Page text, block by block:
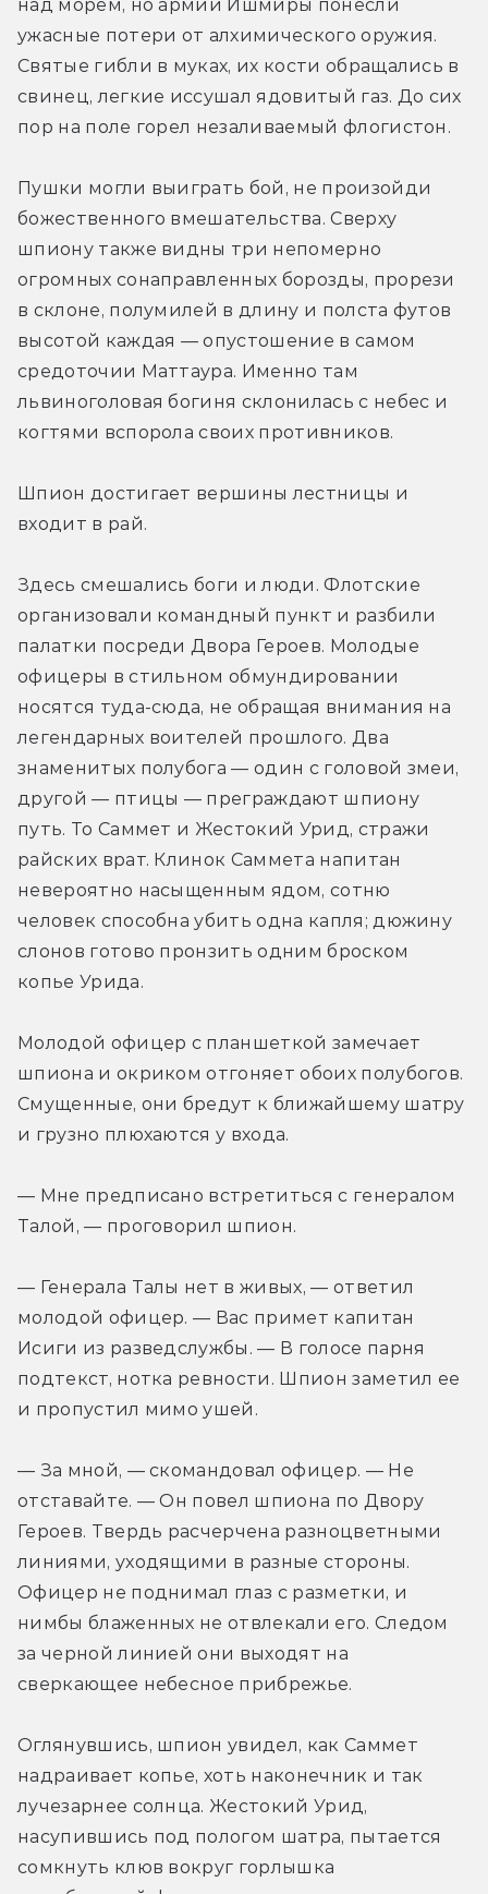
над морем, но армии Ишмиры понесли
ужасные потери от алхимического оружия.
Святые гибли в муках, их кости обращались в
свинец, легкие иссушал ядовитый газ. До сих
пор на поле горел незаливаемый флогистон.
Пушки могли выиграть бой, не произойди
божественного вмешательства. Сверху
шпиону также видны три непомерно
огромных сонаправленных борозды, прорези
в склоне, полумилей в длину и полста футов
высотой каждая — опустошение в самом
средоточии Маттаура. Именно там
львиноголовая богиня склонилась с небес и
когтями вспорола своих противников.
Шпион достигает вершины лестницы и
входит в рай.
Здесь смешались боги и люди. Флотские
организовали командный пункт и разбили
палатки посреди Двора Героев. Молодые
офицеры в стильном обмундировании
носятся туда-сюда, не обращая внимания на
легендарных воителей прошлого. Два
знаменитых полубога — один с головой змеи,
другой — птицы — преграждают шпиону
путь. То Саммет и Жестокий Урид, стражи
райских врат. Клинок Саммета напитан
невероятно насыщенным ядом, сотню
человек способна убить одна капля; дюжину
слонов готово пронзить одним броском
копье Урида.
Молодой офицер с планшеткой замечает
шпиона и окриком отгоняет обоих полубогов.
Смущенные, они бредут к ближайшему шатру
и грузно плюхаются у входа.
— Мне предписано встретиться с генералом
Талой, — проговорил шпион.
— Генерала Талы нет в живых, — ответил
молодой офицер. — Вас примет капитан
Исиги из разведслужбы. — В голосе парня
подтекст, нотка ревности. Шпион заметил ее
и пропустил мимо ушей.
— За мной, — скомандовал офицер. — Не
отставайте. — Он повел шпиона по Двору
Героев. Твердь расчерчена разноцветными
линиями, уходящими в разные стороны.
Офицер не поднимал глаз с разметки, и
нимбы блаженных не отвлекали его. Следом
за черной линией они выходят на
сверкающее небесное прибрежье.
Оглянувшись, шпион увидел, как Саммет
надраивает копье, хоть наконечник и так
лучезарнее солнца. Жестокий Урид,
насупившись под пологом шатра, пытается
сомкнуть клюв вокруг горлышка